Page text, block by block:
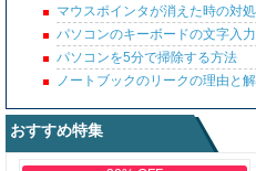
マウスポインタが消えた時の対
パソコンのキーボードの文字入
パソコンを5分で掃除する方法
ノートブックのリークの理由と
おすすめ特集